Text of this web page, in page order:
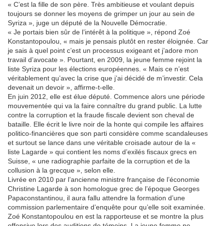
« C’est la fille de son père. Très ambitieuse et voulant depuis
toujours se donner les moyens de grimper un jour au sein de
Syriza », juge un député de la Nouvelle Démocratie.
« Je portais bien sûr de l’intérêt à la politique », répond Zoé
Konstantopoulou, « mais je pensais plutôt en rester éloignée. Car
je sais à quel point c’est un processus exigeant et j’adore mon
travail d’avocate ». Pourtant, en 2009, la jeune femme rejoint la
liste Syriza pour les élections européennes. « Mais ce n’est
véritablement qu’avec la crise que j’ai décidé de m’investir. Cela
devenait un devoir », affirme-t-elle.
En juin 2012, elle est élue député. Commence alors une période
mouvementée qui va la faire connaître du grand public. La lutte
contre la corruption et la fraude fiscale devient son cheval de
bataille. Elle écrit le livre noir de la honte qui compile les affaires
politico-financières que son parti considère comme scandaleuses
et surtout se lance dans une véritable croisade autour de la «
liste Lagarde » qui contient les noms d’exilés fiscaux grecs en
Suisse, « une radiographie parfaite de la corruption et de la
collusion à la grecque », selon elle.
Livrée en 2010 par l’ancienne ministre française de l’économie
Christine Lagarde à son homologue grec de l’époque Georges
Papaconstantinou, il aura fallu attendre la formation d’une
commission parlementaire d’enquête pour qu’elle soit examinée.
Zoé Konstantopoulou en est la rapporteuse et se montre la plus